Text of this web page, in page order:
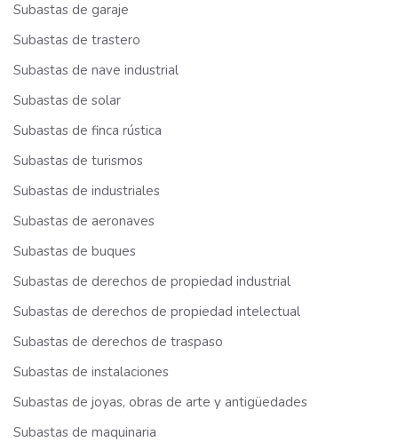
Subastas de garaje
Subastas de trastero
Subastas de nave industrial
Subastas de solar
Subastas de finca rústica
Subastas de turismos
Subastas de industriales
Subastas de aeronaves
Subastas de buques
Subastas de derechos de propiedad industrial
Subastas de derechos de propiedad intelectual
Subastas de derechos de traspaso
Subastas de instalaciones
Subastas de joyas, obras de arte y antigüedades
Subastas de maquinaria